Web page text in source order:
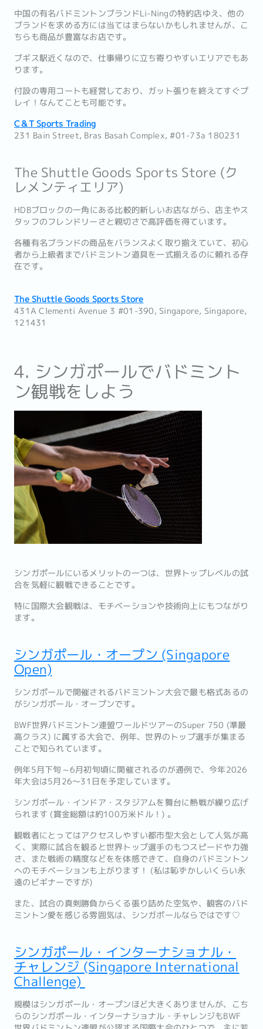
中国の有名バドミントンブランドLi-Ningの特約店ゆえ、他の
ブランドを求める方には当てはまらないかもしれませんが、こ
ちらも商品が豊富なお店です。
ブギス駅近くなので、仕事帰りに立ち寄りやすいエリアでもあ
ります。
付設の専用コートも経営しており、ガット張りを終えてすぐプ
レイ！なんてことも可能です。
C＆T Sports Trading
231 Bain Street, Bras Basah Complex, #01-73a 180231
The Shuttle Goods Sports Store (ク
レメンティエリア)
HDBブロックの一角にある比較的新しいお店ながら、店主やス
タッフのフレンドリーさと親切さで高評価を得ています。
各種有名ブランドの商品をバランスよく取り揃えていて、初心
者から上級者までバドミントン道具を一式揃えるのに頼れる存
在です。
The Shuttle Goods Sports Store
431A Clementi Avenue 3 #01-390, Singapore, Singapore,
121431
4. シンガポールでバドミント
ン観戦をしよう
シンガポールにいるメリットの一つは、世界トップレベルの試
合を気軽に観戦できることです。
特に国際大会観戦は、モチベーションや技術向上にもつながり
ます。
シンガポール・オープン (Singapore
Open)
シンガポールで開催されるバドミントン大会で最も格式あるの
がシンガポール・オープンです。
BWF世界バドミントン連盟ワールドツアーのSuper 750 (準最
高クラス) に属する大会で、例年、世界のトップ選手が集まる
ことで知られています。
例年5月下旬～6月初旬頃に開催されるのが通例で、今年2026
年大会は5月26〜31日を予定しています。
シンガポール・インドア・スタジアムを舞台に熱戦が繰り広げ
られます (賞金総額は約100万米ドル！) 。
観戦者にとってはアクセスしやすい都市型大会として人気が高
く、実際に試合を観ると世界トップ選手のもつスピードや力強
さ、また戦術の精度などをを体感できて、自身のバドミントン
へのモチベーションも上がります！ (私は恥ずかしいくらい永
遠のビギナーですが)
また、試合の真剣勝負からくる張り詰めた空気や、観客のバド
ミントン愛を感じる雰囲気は、シンガポールならではです♡
シンガポール・インターナショナル・
チャレンジ (Singapore International
Challenge)
規模はシンガポール・オープンほど大きくありませんが、こち
らのシンガポール・インターナショナル・チャレンジもBWF